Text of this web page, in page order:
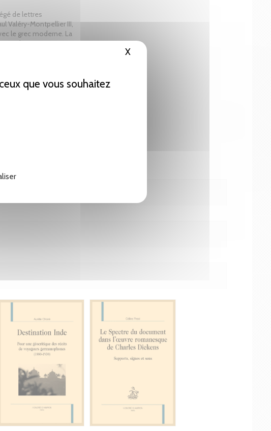
que vous souhaitez
X Masquer le bandeau des cookies
de lettres
Valéry-Montpellier III,
le grec moderne. La
Chortatsis a
en décembre
ouvrage.